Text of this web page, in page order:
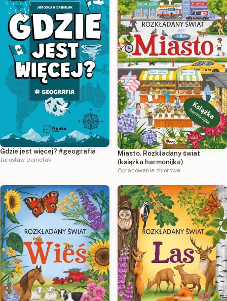
Gdzie jest więcej? #geografia
Jarosław Danielak
Miasto. Rozkładany świat
(książka harmonijka)
Opracowanie zbiorowe